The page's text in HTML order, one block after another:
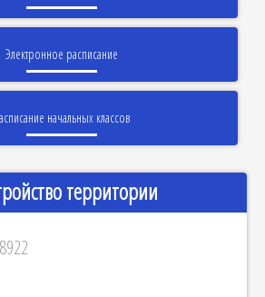
Электронное расписание
начальных классов
территории